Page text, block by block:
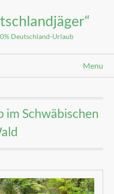
Deutschland-Urlaub
Menu
im Schwäbischen